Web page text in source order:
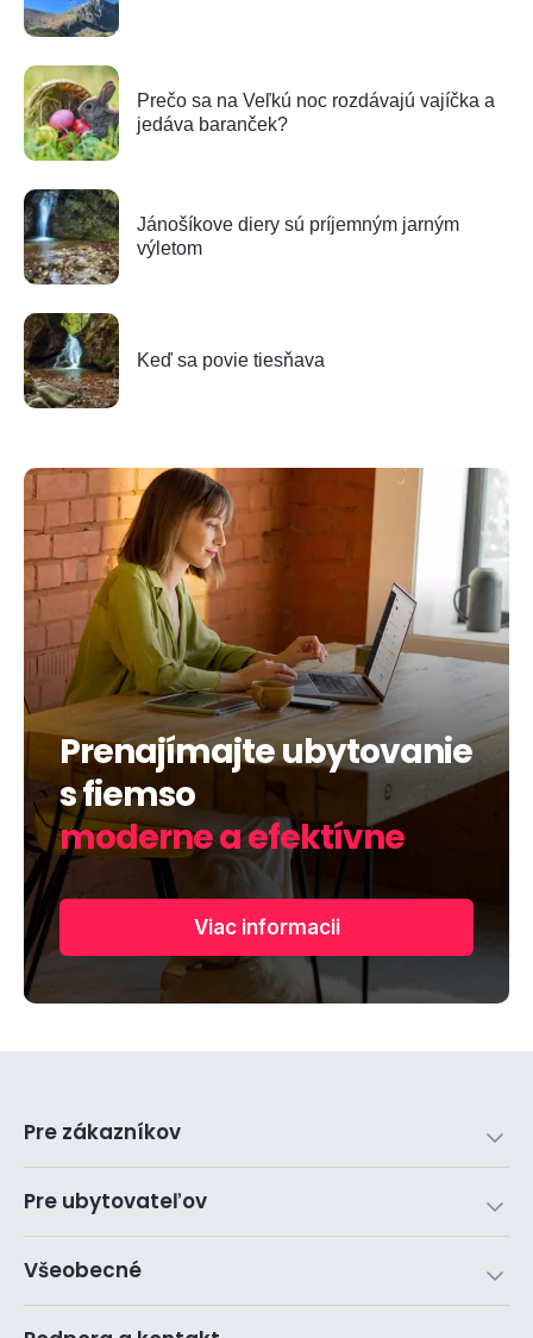
Prečo sa na Veľkú noc rozdávajú vajíčka a
jedáva baranček?
Jánošíkove diery sú príjemným jarným
výletom
Keď sa povie tiesňava
Prenajímajte ubytovanie
s fiemso
moderne a efektívne
Viac informacii
Pre zákazníkov
Pre ubytovateľov
Všeobecné